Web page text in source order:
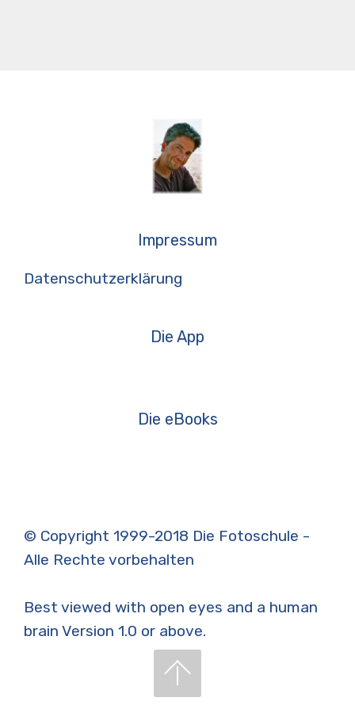
Impressum
Datenschutzerklärung
Die App
Die eBooks
© Copyright 1999-2018 Die Fotoschule -
Alle Rechte vorbehalten
Best viewed with open eyes and a human
brain Version 1.0 or above.